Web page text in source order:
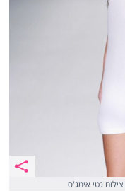
גטי אימג'ס